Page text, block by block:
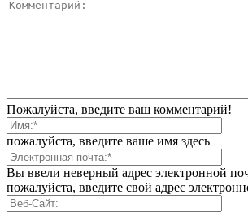
Пожалуйста, введите ваш комментарий!
пожалуйста, введите ваше имя здесь
Вы ввели неверный адрес электронной
пожалуйста, введите свой адрес